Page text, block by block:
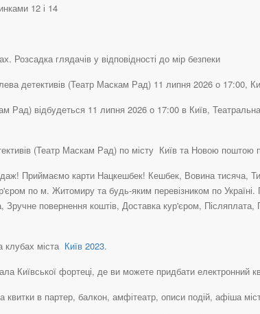
12 і 14
Розсадка глядачів у відповідності до мір безпеки
детективів (Театр Маскам Рад) 11 липня 2026 о 17:00,
Рад) відбудеться 11 липня 2026 о 17:00 в Київ,
(Театр Маскам Рад) по місту Київ та Новою поштою
Приймаємо карти Нацкешбек! Кешбек, Вовина тисяча,
по м. Житомиру та будь-яким перевізником по
Зручне повернення коштів, Доставка кур'єром,
клубах міста Київ 2023.
Київської фортеці, де ви можете придбати електронний
квитки в партер, балкон, амфітеатр, описи подій, афіша